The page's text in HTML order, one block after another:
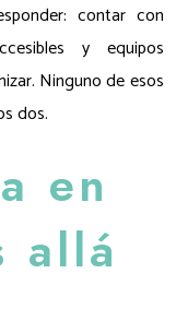
contar con
y equipos
Ninguno de esos
dos.
en
allá